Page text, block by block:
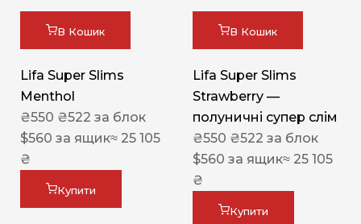
В Кошик
Lifa Super Slims
Menthol
₴550 ₴522 за блок
$560 за ящик≈ 25 105
₴
Купити
В Кошик
Lifa Super Slims
Strawberry —
полуничні супер слім
₴550 ₴522 за блок
$560 за ящик≈ 25 105
₴
Купити